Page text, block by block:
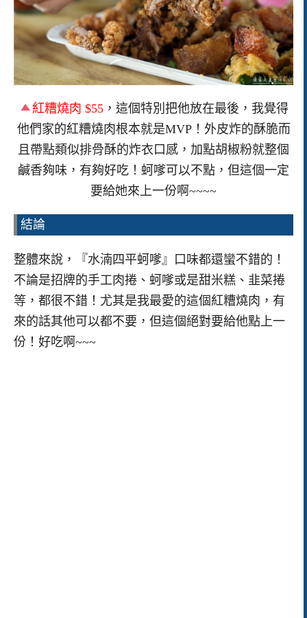
紅糟燒肉 $55 ，這個特別把他放在最後，我覺得
他們家的紅糟燒肉根本就是MVP！外皮炸的酥脆而
且帶點類似排骨酥的炸衣口感，加點胡椒粉就整個
鹹香夠味，有夠好吃！蚵嗲可以不點，但這個一定
要給她來上一份啊~~~~
結論
整體來說，『水湳四平蚵嗲』口味都還蠻不錯的！
不論是招牌的手工肉捲、蚵嗲或是甜米糕、韭菜捲
等，都很不錯！尤其是我最愛的這個紅糟燒肉，有
來的話其他可以都不要，但這個絕對要給他點上一
份！好吃啊~~~